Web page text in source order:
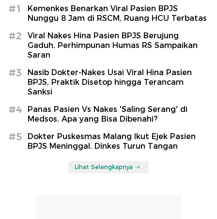
#1
Kemenkes Benarkan Viral Pasien BPJS
Nunggu 8 Jam di RSCM, Ruang HCU Terbatas
#2
Viral Nakes Hina Pasien BPJS Berujung
Gaduh, Perhimpunan Humas RS Sampaikan
Saran
#3
Nasib Dokter-Nakes Usai Viral Hina Pasien
BPJS, Praktik Disetop hingga Terancam
Sanksi
#4
Panas Pasien Vs Nakes 'Saling Serang' di
Medsos, Apa yang Bisa Dibenahi?
#5
Dokter Puskesmas Malang Ikut Ejek Pasien
BPJS Meninggal, Dinkes Turun Tangan
Lihat Selengkapnya